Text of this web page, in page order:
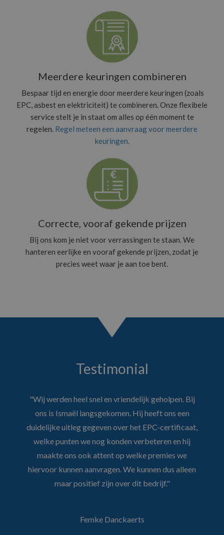
Meerdere keuringen combineren
Bespaar tijd en energie door meerdere keuringen (zoals
EPC, asbest en elektriciteit) te combineren. Onze flexibele
service stelt je in staat om alles op één moment te
regelen. Regel meteen een aanvraag voor meerdere
keuringen.
Correcte, vooraf gekende prijzen
Bij ons kom je niet voor verrassingen te staan. We
hanteren eerlijke en vooraf gekende prijzen, zodat je
precies weet waar je aan toe bent.
Testimonial
"Wij werden heel snel en vriendelijk geholpen. Bij
ons is Ismaël langsgekomen. Hij heeft ons een
duidelijke uitleg gegeven over het EPC-certificaat,
welke punten we nog konden verbeteren en hij
maakte ons ook attent op welke premies we
hiervoor kunnen aanvragen. We kunnen dus alleen
maar positief zijn over dit bedrijf."
Femke Danckaerts